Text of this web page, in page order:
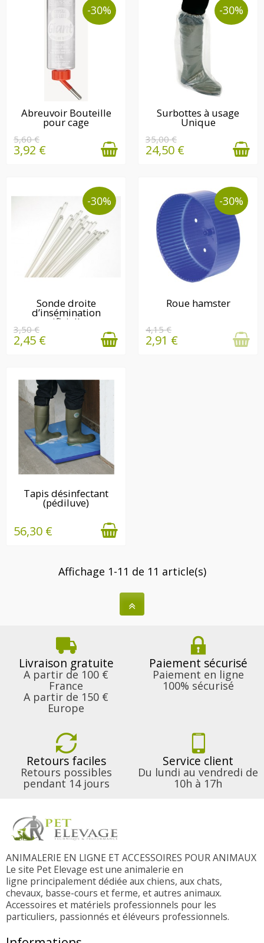
-30%
DERNIÈRE(S)
QUANTITÉ(S)
DISPONIBLE(S)
Abreuvoir Bouteille
pour cage
5,60 €
3,92 €
-30%
EN STOCK
Surbottes à usage
Unique
35,00 €
24,50 €
-30%
DERNIÈRE(S)
QUANTITÉ(S)
DISPONIBLE(S)
Sonde droite
d’insémination
artificielle...
3,50 €
2,45 €
-30%
EN STOCK
Roue hamster
4,15 €
2,91 €
SUR COMMANDE,
LIVRÉE SOUS 15 JOURS
Tapis désinfectant
(pédiluve)
56,30 €
Affichage 1-11 de 11 article(s)
Livraison gratuite
A partir de 100 €
France
A partir de 150 €
Europe
Paiement sécurisé
Paiement en ligne
100% sécurisé
Retours faciles
Retours possibles
pendant 14 jours
Service client
Du lundi au vendredi de
10h à 17h
ANIMALERIE EN LIGNE ET ACCESSOIRES POUR ANIMAUX
Le site Pet Elevage est une animalerie en
ligne principalement dédiée aux chiens, aux chats,
chevaux, basse-cours et ferme, et autres animaux.
Accessoires et matériels professionnels pour les
particuliers, passionnés et éléveurs professionnels.